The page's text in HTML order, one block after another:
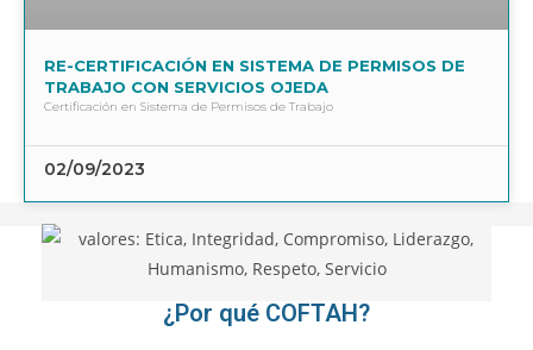
RE-CERTIFICACIÓN EN SISTEMA DE PERMISOS DE
TRABAJO CON SERVICIOS OJEDA
Certificación en Sistema de Permisos de Trabajo
02/09/2023
¿Por qué COFTAH?